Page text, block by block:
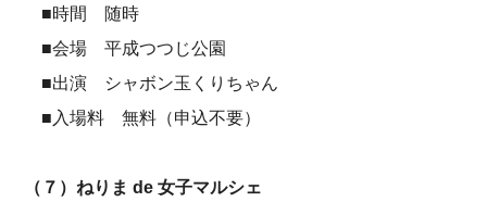
■時間 随時
■会場 平成つつじ公園
■出演 シャボン玉くりちゃん
■入場料 無料（申込不要）
（７）ねりま de 女子マルシェ